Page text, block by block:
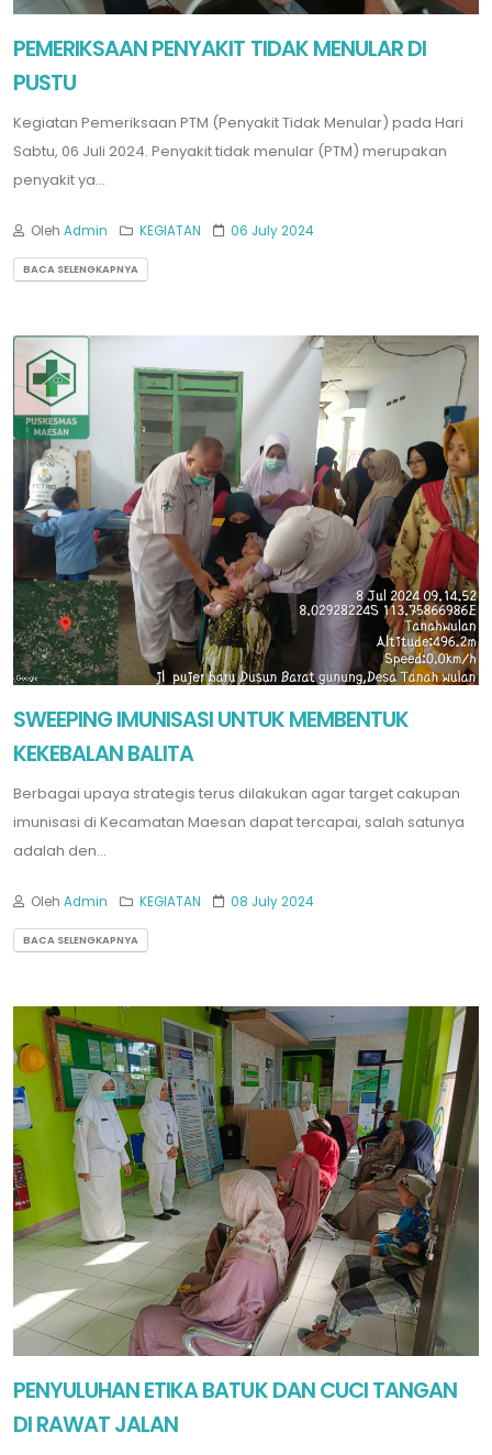
PEMERIKSAAN PENYAKIT TIDAK MENULAR DI
PUSTU
Kegiatan Pemeriksaan PTM (Penyakit Tidak Menular) pada Hari
Sabtu, 06 Juli 2024. Penyakit tidak menular (PTM) merupakan
penyakit ya...
Oleh Admin KEGIATAN 06 July 2024
BACA SELENGKAPNYA
SWEEPING IMUNISASI UNTUK MEMBENTUK
KEKEBALAN BALITA
Berbagai upaya strategis terus dilakukan agar target cakupan
imunisasi di Kecamatan Maesan dapat tercapai, salah satunya
adalah den...
Oleh Admin KEGIATAN 08 July 2024
BACA SELENGKAPNYA
PENYULUHAN ETIKA BATUK DAN CUCI TANGAN
DI RAWAT JALAN